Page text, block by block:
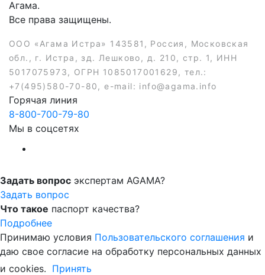
Агама.
Все права защищены.
ООО «Агама Истра» 143581, Россия, Московская
обл., г. Истра, зд. Лешково, д. 210, стр. 1, ИНН
5017075973, ОГРН 1085017001629, тел.:
+7(495)580-70-80, e-mail: info@agama.info
Горячая линия
8-800-700-79-80
Мы в соцсетях
Задать вопрос экспертам AGAMA?
Задать вопрос
Что такое паспорт качества?
Подробнее
Принимаю условия Пользовательского соглашения и
даю свое согласие на обработку персональных данных
и cookies. Принять